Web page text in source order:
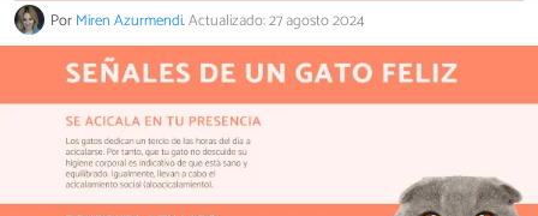
PorMiren Azurmendi.Actualizado: 27 agosto 2024